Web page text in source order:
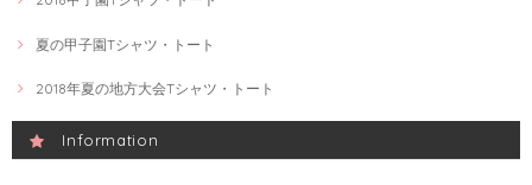
夏の甲子園Tシャツ・トート
2018年夏の地方大会Tシャツ・トート
Information